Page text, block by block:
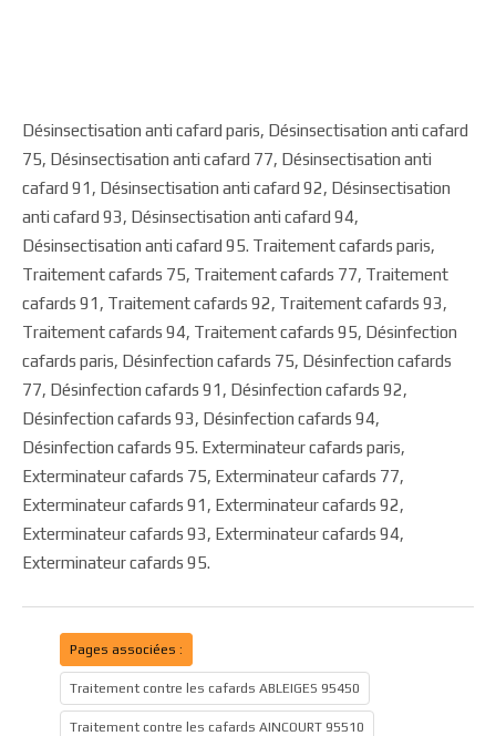
Désinsectisation anti cafard paris, Désinsectisation anti cafard
75, Désinsectisation anti cafard 77, Désinsectisation anti
cafard 91, Désinsectisation anti cafard 92, Désinsectisation
anti cafard 93, Désinsectisation anti cafard 94,
Désinsectisation anti cafard 95. Traitement cafards paris,
Traitement cafards 75, Traitement cafards 77, Traitement
cafards 91, Traitement cafards 92, Traitement cafards 93,
Traitement cafards 94, Traitement cafards 95, Désinfection
cafards paris, Désinfection cafards 75, Désinfection cafards
77, Désinfection cafards 91, Désinfection cafards 92,
Désinfection cafards 93, Désinfection cafards 94,
Désinfection cafards 95. Exterminateur cafards paris,
Exterminateur cafards 75, Exterminateur cafards 77,
Exterminateur cafards 91, Exterminateur cafards 92,
Exterminateur cafards 93, Exterminateur cafards 94,
Exterminateur cafards 95.
Pages associées :
Traitement contre les cafards ABLEIGES 95450
Traitement contre les cafards AINCOURT 95510